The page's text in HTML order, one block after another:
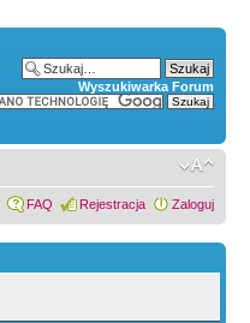
Wyszukiwarka Forum
FAQ Rejestracja Zaloguj